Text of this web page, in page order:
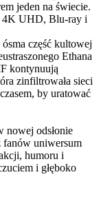
jeden na świecie.
4K UHD, Blu-ray i
część kultowej
Ethana
kontynuują
zinfiltrowała sieci
by uratować
odsłonie
fanów uniwersum
humoru i
i głęboko